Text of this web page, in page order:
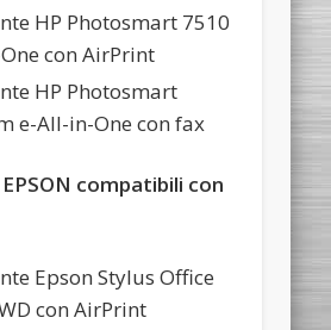
HP Photosmart 7510
con AirPrint
HP Photosmart
e-All-in-One con fax
compatibili con
Epson Stylus Office
con AirPrint